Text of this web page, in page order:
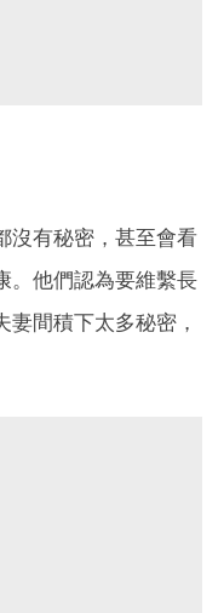
沒有秘密，甚至會看
。他們認為要維繫長
間積下太多秘密，